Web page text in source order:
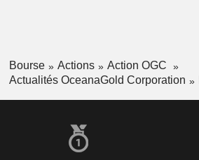
Bourse Actions
Action OGC
Actualités OceanaGold Corporation